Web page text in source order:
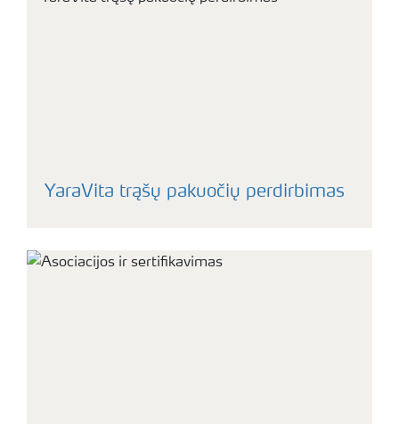
YaraVita trąšų pakuočių perdirbimas